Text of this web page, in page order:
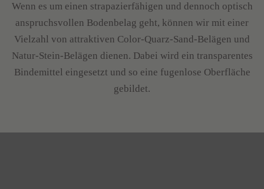
Wenn es um einen strapazierfähigen und dennoch optisch
anspruchsvollen Bodenbelag geht, können wir mit einer
Vielzahl von attraktiven Color-Quarz-Sand-Belägen und
Natur-Stein-Belägen dienen. Dabei wird ein transparentes
Bindemittel eingesetzt und so eine fugenlose Oberfläche
gebildet.